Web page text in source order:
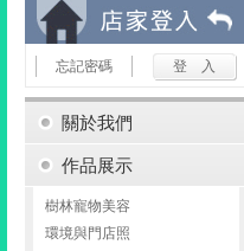
有
丿
忘記密碼
關於我們
作品展示
樹林寵物美容
環境與門店照